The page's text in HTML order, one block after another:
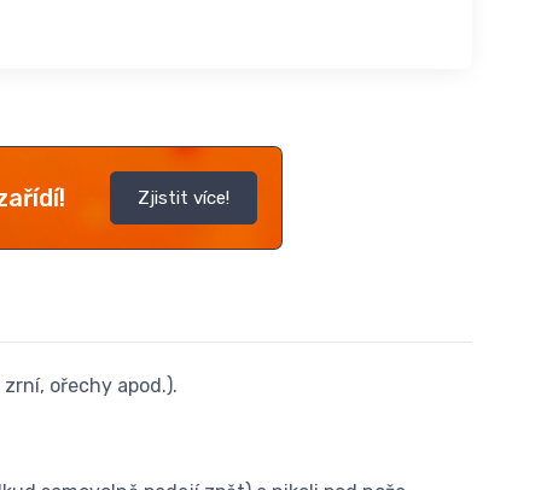
Zjistit více!
zrní, ořechy apod.).